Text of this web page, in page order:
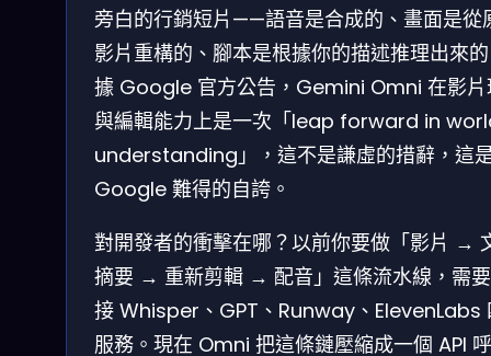
旁白的行銷短片——語音是合成的、畫面是從
影片重構的、腳本是根據你的描述推理出來
據 Google 官方公告，Gemini Omni 在影片
與編輯能力上是一次「leap forward in
understanding」，這不是謙虛的措辭，這
Google 難得的自誇。
對開發者的衝擊在哪？以前你要做「影片 →
摘要 → 重新剪輯 → 配音」這條流水線，需
接 Whisper、GPT、Runway、ElevenLabs
服務。現在 Omni 把這條鏈壓縮成一個 API 呼